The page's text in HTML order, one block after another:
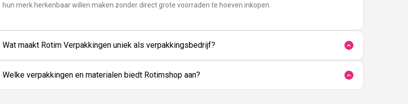
hun merk herkenbaar willen maken zonder direct grote voorraden te hoeven inkopen.
Wat maakt Rotim Verpakkingen uniek als verpakkingsbedrijf?
Welke verpakkingen en materialen biedt Rotimshop aan?